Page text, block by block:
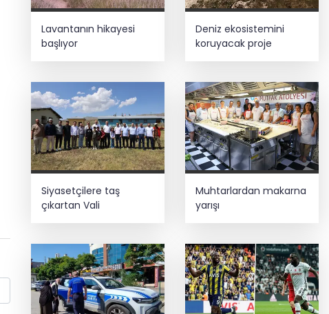
HAYAT 112 Acil 800 bin indirmeyi aştı
Türkiye'yi temsil edecek
Bilim insanlarından uzayda zincirleme
felaket uyarısı
Lavantanın hikayesi
başlıyor
Deniz ekosistemini
koruyacak proje
Siyasetçilere taş
çıkartan Vali
Muhtarlardan makarna
yarışı